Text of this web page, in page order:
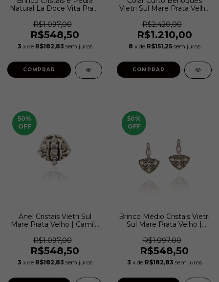
Natural La Doce Vita Prata
R$1.097,00
R$548,50
3 x de R$182,83 sem juros
COMPRAR
Vietri Sul Mare Prata Velho
R$2.420,00
R$1.210,00
8 x de R$151,25 sem juros
COMPRAR
50%
OFF
Anel Cristais Vietri Sul
Mare Prata Velho | Camila
R$1.097,00
R$548,50
3 x de R$182,83 sem juros
50%
OFF
Brinco Médio Cristais Vietri
Sul Mare Prata Velho |
R$1.097,00
R$548,50
3 x de R$182,83 sem juros